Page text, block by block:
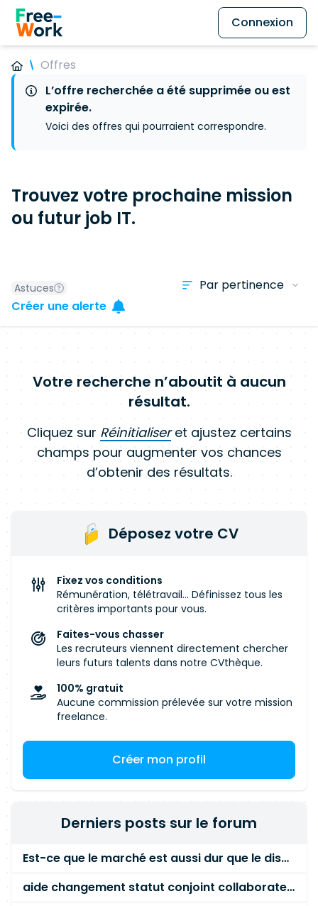
Connexion
Offres
L’offre recherchée a été supprimée ou est
expirée.
Voici des offres qui pourraient correspondre.
Trouvez votre prochaine mission
ou futur job IT.
Astuces
Créer une alerte
Votre recherche n’aboutit à aucun
résultat.
Cliquez sur Réinitialiseret ajustez certains
champs pour augmenter vos chances
d’obtenir des résultats.
Déposez votre CV
Fixez vos conditions
Rémunération, télétravail... Définissez tous les
critères importants pour vous.
Faites-vous chasser
Les recruteurs viennent directement chercher
leurs futurs talents dans notre CVthèque.
100% gratuit
Aucune commission prélevée sur votre mission
freelance.
Créer mon profil
Derniers posts sur le forum
Est-ce que le marché est aussi dur que le disent les commerciaux ?
aide changement statut conjoint collaborateur